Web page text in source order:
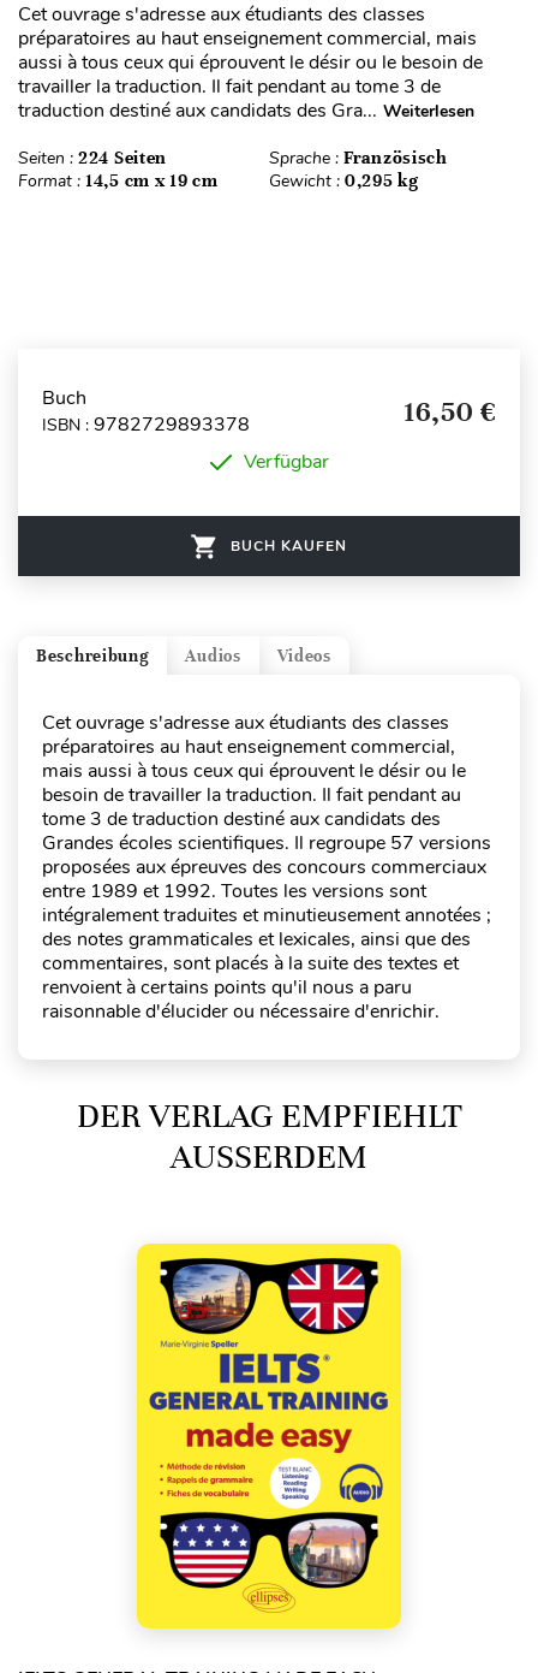
Cet ouvrage s'adresse aux étudiants des classes
préparatoires au haut enseignement commercial, mais
aussi à tous ceux qui éprouvent le désir ou le besoin de
travailler la traduction. Il fait pendant au tome 3 de
traduction destiné aux candidats des Gra... Weiterlesen
Seiten : 224 Seiten Sprache : Französisch
Format : 14,5 cm x 19 cm Gewicht : 0,295 kg
Buch
ISBN : 9782729893378 16,50 €
Verfügbar
BUCH KAUFEN
Videos
Audios
Beschreibung
Cet ouvrage s'adresse aux étudiants des classes
préparatoires au haut enseignement commercial,
mais aussi à tous ceux qui éprouvent le désir ou le
besoin de travailler la traduction. Il fait pendant au
tome 3 de traduction destiné aux candidats des
Grandes écoles scientifiques. Il regroupe 57 versions
proposées aux épreuves des concours commerciaux
entre 1989 et 1992. Toutes les versions sont
intégralement traduites et minutieusement annotées ;
des notes grammaticales et lexicales, ainsi que des
commentaires, sont placés à la suite des textes et
renvoient à certains points qu'il nous a paru
raisonnable d'élucider ou nécessaire d'enrichir.
DER VERLAG EMPFIEHLT
AUSSERDEM